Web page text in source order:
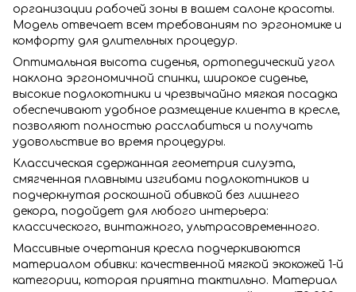
организации рабочей зоны в вашем салоне красоты.
Модель отвечает всем требованиям по эргономике и
комфорту для длительных процедур.
Оптимальная высота сиденья, ортопедический угол
наклона эргономичной спинки, широкое сиденье,
высокие подлокотники и чрезвычайно мягкая посадка
обеспечивают удобное размещение клиента в кресле,
позволяют полностью расслабиться и получать
удовольствие во время процедуры.
Классическая сдержанная геометрия силуэта,
смягченная плавными изгибами подлокотников и
подчеркнутая роскошной обивкой без лишнего
декора, подойдет для любого интерьера:
классического, винтажного, ультрасовременного.
Массивные очертания кресла подчеркиваются
материалом обивки: качественной мягкой экокожей 1-й
категории, которая приятна тактильно. Материал